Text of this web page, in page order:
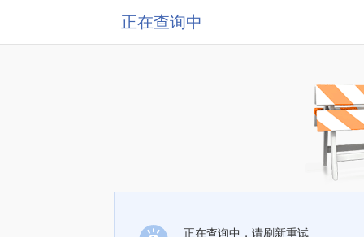
正在查询中
正在查询中，请刷新重试